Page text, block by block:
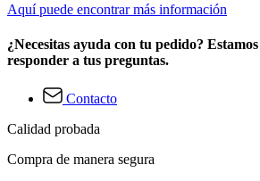
Aquí puede encontrar más información
¿Necesitas ayuda con tu pedido?
responder a tus preguntas.
Contacto
Calidad probada
Compra de manera segura